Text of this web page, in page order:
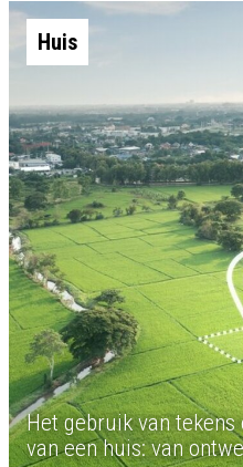
Huis
Het gebruik van
van een huis: van